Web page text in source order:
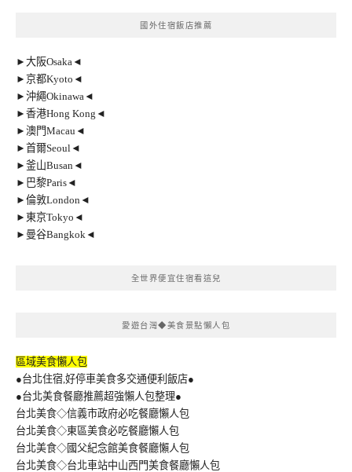
國外住宿飯店推薦
►大阪Osaka◄
►京都Kyoto◄
►沖繩Okinawa◄
►香港Hong Kong◄
►澳門Macau◄
►首爾Seoul◄
►釜山Busan◄
►巴黎Paris◄
►倫敦London◄
►東京Tokyo◄
►曼谷Bangkok◄
全世界便宜住宿看這兒
愛遊台灣◆美食景點懶人包
區域美食懶人包
●台北住宿,好停車美食多交通便利飯店●
●台北美食餐廳推薦超強懶人包整理●
台北美食◇信義市政府必吃餐廳懶人包
台北美食◇東區美食必吃餐廳懶人包
台北美食◇國父紀念館美食餐廳懶人包
台北美食◇台北車站中山西門美食餐廳懶人包